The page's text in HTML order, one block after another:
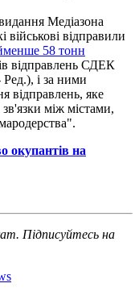
Медіазона
військові відправили
58 тонн
відправлень СДЕК
Ред.), і за ними
відправлень, яке
зв'язки між містами,
окупантів на
Підписуйтесь на